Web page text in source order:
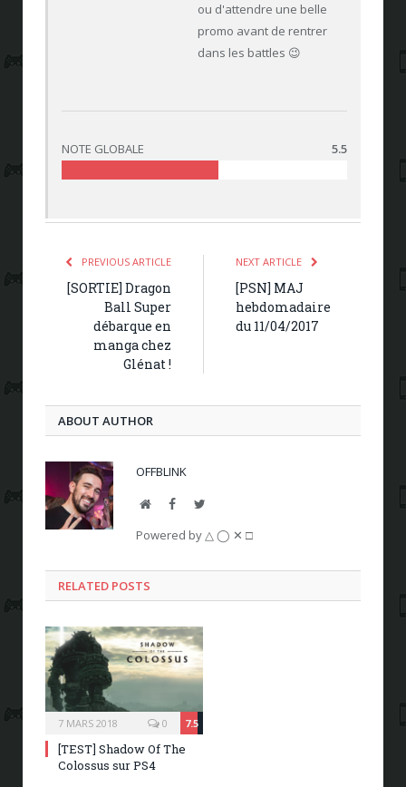
ou d'attendre une belle
promo avant de rentrer
dans les battles 😉
NOTE GLOBALE 5.5
PREVIOUS ARTICLE
[SORTIE] Dragon
Ball Super
débarque en
manga chez
Glénat !
NEXT ARTICLE
[PSN] MAJ
hebdomadaire
du 11/04/2017
ABOUT AUTHOR
OFFBLINK
WebsiteFacebookTwitter
Powered by △ ◯ ✕ □
RELATED POSTS
7 MARS 2018 7.5
0
[TEST] Shadow Of The
Colossus sur PS4